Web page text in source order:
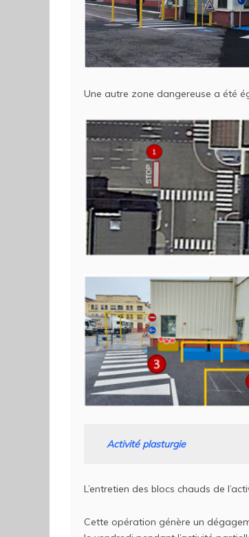
Une autre zone dangereuse a été
Activité plasturgie
L’entretien des blocs chauds de
Cette opération génère un